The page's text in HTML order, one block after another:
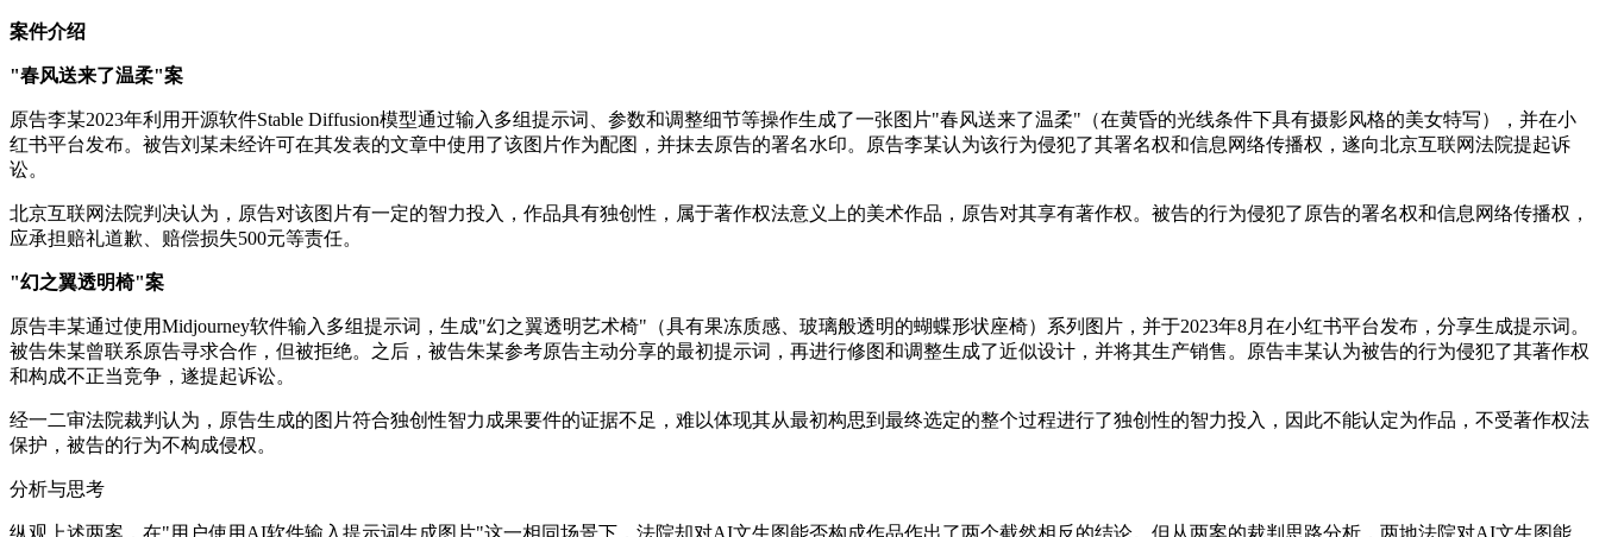
案件介绍
"春风送来了温柔"案
原告李某2023年利用开源软件Stable Diffusion模型通过输入多组提示词、参数和调整细节等操作生成了一张图片"春风送来了温柔"（在黄昏的光线条件下具有摄影风格的美女特写），并在小
红书平台发布。被告刘某未经许可在其发表的文章中使用了该图片作为配图，并抹去原告的署名水印。原告李某认为该行为侵犯了其署名权和信息网络传播权，遂向北京互联网法院提起诉
讼。
北京互联网法院判决认为，原告对该图片有一定的智力投入，作品具有独创性，属于著作权法意义上的美术作品，原告对其享有著作权。被告的行为侵犯了原告的署名权和信息网络传播权，
应承担赔礼道歉、赔偿损失500元等责任。
"幻之翼透明椅"案
原告丰某通过使用Midjourney软件输入多组提示词，生成"幻之翼透明艺术椅"（具有果冻质感、玻璃般透明的蝴蝶形状座椅）系列图片，并于2023年8月在小红书平台发布，分享生成提示词。
被告朱某曾联系原告寻求合作，但被拒绝。之后，被告朱某参考原告主动分享的最初提示词，再进行修图和调整生成了近似设计，并将其生产销售。原告丰某认为被告的行为侵犯了其著作权
和构成不正当竞争，遂提起诉讼。
经一二审法院裁判认为，原告生成的图片符合独创性智力成果要件的证据不足，难以体现其从最初构思到最终选定的整个过程进行了独创性的智力投入，因此不能认定为作品，不受著作权法
保护，被告的行为不构成侵权。
分析与思考